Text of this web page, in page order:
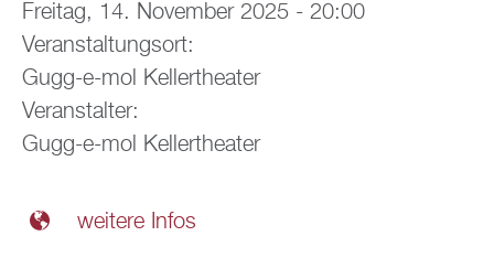
Freitag, 14. November 2025 - 20:00
Veranstaltungsort:
Gugg-e-mol Kellertheater
Veranstalter:
Gugg-e-mol Kellertheater
weitere Infos